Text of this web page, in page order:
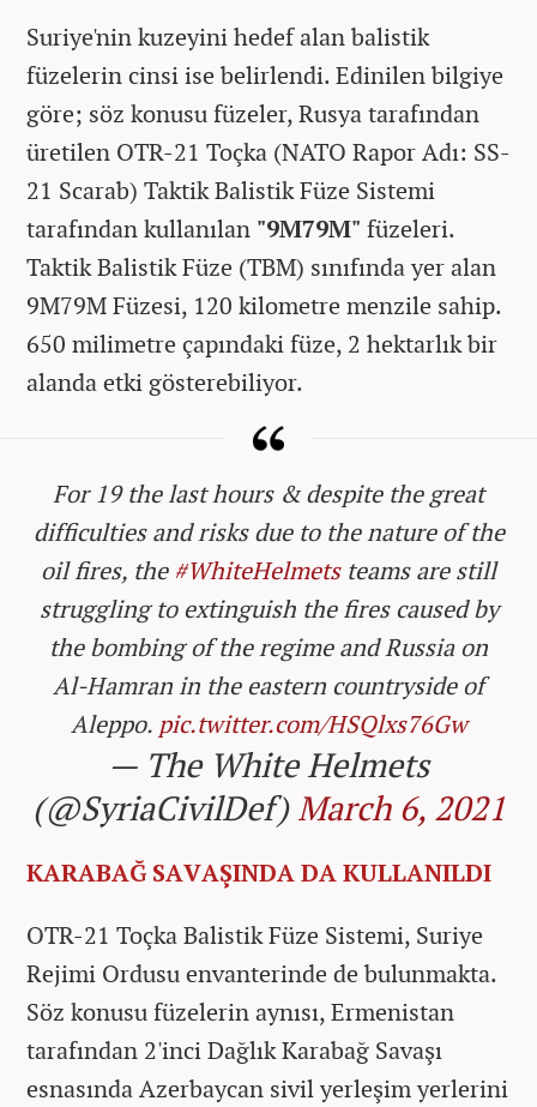
Suriye'nin kuzeyini hedef alan balistik
füzelerin cinsi ise belirlendi. Edinilen bilgiye
göre; söz konusu füzeler, Rusya tarafından
üretilen OTR-21 Toçka (NATO Rapor Adı: SS-
21 Scarab) Taktik Balistik Füze Sistemi
tarafından kullanılan "9M79M" füzeleri.
Taktik Balistik Füze (TBM) sınıfında yer alan
9M79M Füzesi, 120 kilometre menzile sahip.
650 milimetre çapındaki füze, 2 hektarlık bir
alanda etki gösterebiliyor.
For 19 the last hours & despite the great
difficulties and risks due to the nature of the
oil fires, the #WhiteHelmetsteams are still
struggling to extinguish the fires caused by
the bombing of the regime and Russia on
Al-Hamran in the eastern countryside of
Aleppo. pic.twitter.com/HSQlxs76Gw
— The White Helmets
(@SyriaCivilDef)March 6, 2021
KARABAĞ SAVAŞINDA DA KULLANILDI
OTR-21 Toçka Balistik Füze Sistemi, Suriye
Rejimi Ordusu envanterinde de bulunmakta.
Söz konusu füzelerin aynısı, Ermenistan
tarafından 2'inci Dağlık Karabağ Savaşı
esnasında Azerbaycan sivil yerleşim yerlerini